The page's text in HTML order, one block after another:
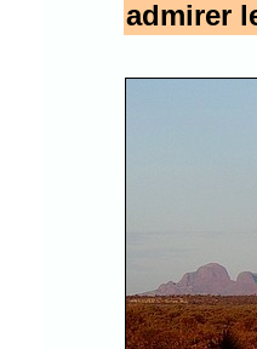
admirer